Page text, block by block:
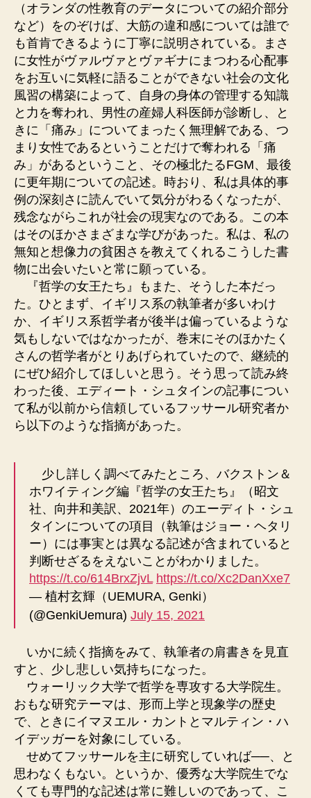
（オランダの性教育のデータについての紹介部分
など）をのぞけば、大筋の違和感については誰で
も首肯できるように丁寧に説明されている。まさ
に女性がヴァルヴァとヴァギナにまつわる心配事
をお互いに気軽に語ることができない社会の文化
風習の構築によって、自身の身体の管理する知識
と力を奪われ、男性の産婦人科医師が診断し、と
きに「痛み」についてまったく無理解である、つ
まり女性であるということだけで奪われる「痛
み」があるということ、その極北たるFGM、最後
に更年期についての記述。時おり、私は具体的事
例の深刻さに読んでいて気分がわるくなったが、
残念ながらこれが社会の現実なのである。この本
はそのほかさまざまな学びがあった。私は、私の
無知と想像力の貧困さを教えてくれるこうした書
物に出会いたいと常に願っている。
『哲学の女王たち』もまた、そうした本だっ
た。ひとまず、イギリス系の執筆者が多いわけ
か、イギリス系哲学者が後半は偏っているような
気もしないではなかったが、巻末にそのほかたく
さんの哲学者がとりあげられていたので、継続的
にぜひ紹介してほしいと思う。そう思って読み終
わった後、エディート・シュタインの記事につい
て私が以前から信頼しているフッサール研究者か
ら以下のような指摘があった。
少し詳しく調べてみたところ、バクストン＆
ホワイティング編『哲学の女王たち』（昭文
社、向井和美訳、2021年）のエーディト・シュ
タインについての項目（執筆はジョー・ヘタリ
ー）には事実とは異なる記述が含まれていると
判断せざるをえないことがわかりました。
https://t.co/614BrxZjvL https://t.co/Xc2DanXxe7
— 植村玄輝（UEMURA, Genki）
(@GenkiUemura) July 15, 2021
いかに続く指摘をみて、執筆者の肩書きを見直
すと、少し悲しい気持ちになった。
ウォーリック大学で哲学を専攻する大学院生。
おもな研究テーマは、形而上学と現象学の歴史
で、ときにイマヌエル・カントとマルティン・ハ
イデッガーを対象にしている。
せめてフッサールを主に研究していれば──、と
思わなくもない。というか、優秀な大学院生でな
くても専門的な記述は常に難しいのであって、こ